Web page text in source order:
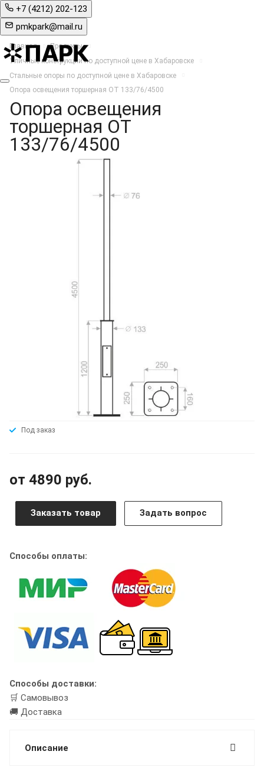
+7 (4212) 202-123
pmkpark@mail.ru
Главная
Продукты
Уличные конструкции по доступной цене в Хабаровске
Стальные опоры по доступной цене в Хабаровске
Опора освещения торшерная ОТ 133/76/4500
Опора освещения
торшерная ОТ
133/76/4500
Под заказ
от 4890 руб.
Заказать товар Задать вопрос
Способы оплаты:
Способы доставки:
🛒 Самовывоз
🚚 Доставка
Описание